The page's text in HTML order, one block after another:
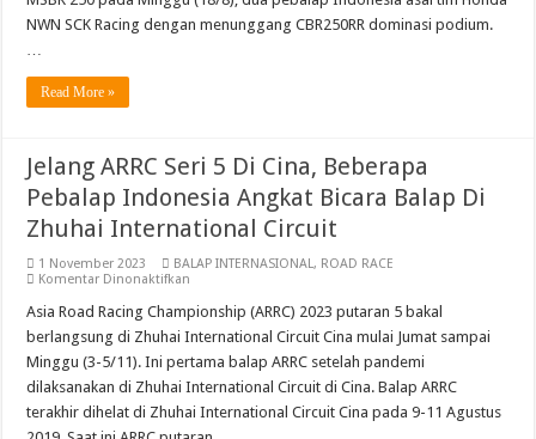
SCK
NWN SCK Racing dengan menunggang CBR250RR dominasi podium.
…
Read More »
Jelang ARRC Seri 5 Di Cina, Beberapa
Pebalap Indonesia Angkat Bicara Balap Di
Zhuhai International Circuit
1 November 2023 BALAP INTERNASIONAL, ROAD RACE
Komentar Dinonaktifkan
ARRC
5
Di
Cina,
Beberapa
Pebalap
Indonesia
Angkat
Asia Road Racing Championship (ARRC) 2023 putaran 5 bakal
berlangsung di Zhuhai International Circuit Cina mulai Jumat sampai
Minggu (3-5/11). Ini pertama balap ARRC setelah pandemi
dilaksanakan di Zhuhai International Circuit di Cina. Balap ARRC
terakhir dihelat di Zhuhai International Circuit Cina pada 9-11 Agustus